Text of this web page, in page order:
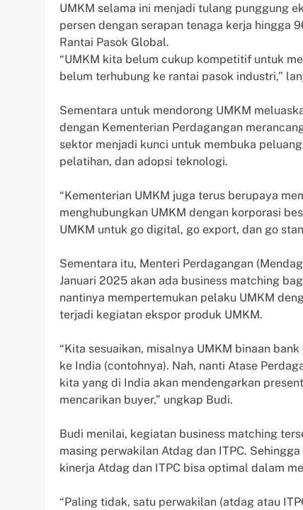
UMKM selama ini menjadi tulang punggung
persen dengan serapan tenaga kerja hingga
Rantai Pasok Global.
“UMKM kita belum cukup kompetitif untuk
belum terhubung ke rantai pasok industri,”
Sementara untuk mendorong UMKM
dengan Kementerian Perdagangan
sektor menjadi kunci untuk membuka
pelatihan, dan adopsi teknologi.
“Kementerian UMKM juga terus berupaya
menghubungkan UMKM dengan korporasi
UMKM untuk go digital, go export, dan go
Sementara itu, Menteri Perdagangan
Januari 2025 akan ada business matching
nantinya mempertemukan pelaku UMKM
terjadi kegiatan ekspor produk UMKM.
“Kita sesuaikan, misalnya UMKM binaan
ke India (contohnya). Nah, nanti Atase
kita yang di India akan mendengarkan
mencarikan buyer,” ungkap Budi.
Budi menilai, kegiatan business matching
masing perwakilan Atdag dan ITPC.
kinerja Atdag dan ITPC bisa optimal dalam
“Paling tidak, satu perwakilan (atdag atau